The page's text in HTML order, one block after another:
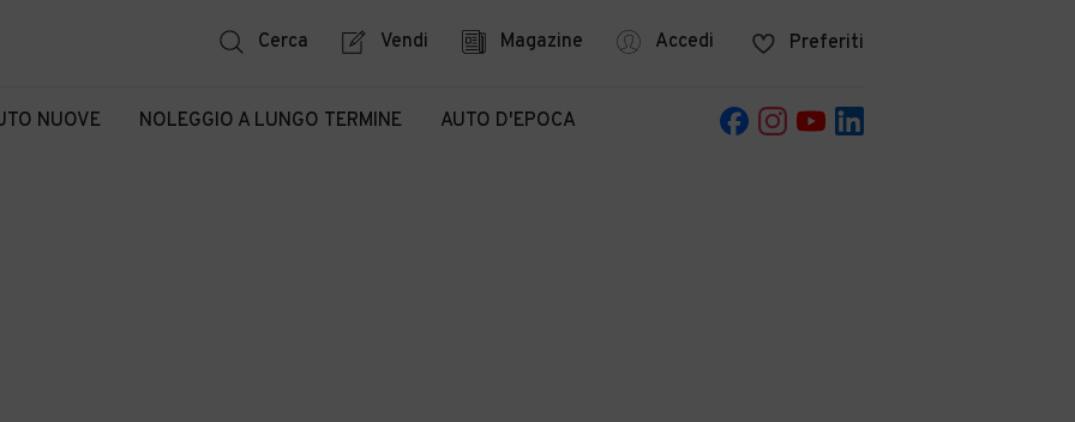
Cerca Vendi Magazine Accedi Preferiti
NUOVE NOLEGGIO A LUNGO TERMINE AUTO D'EPOCA